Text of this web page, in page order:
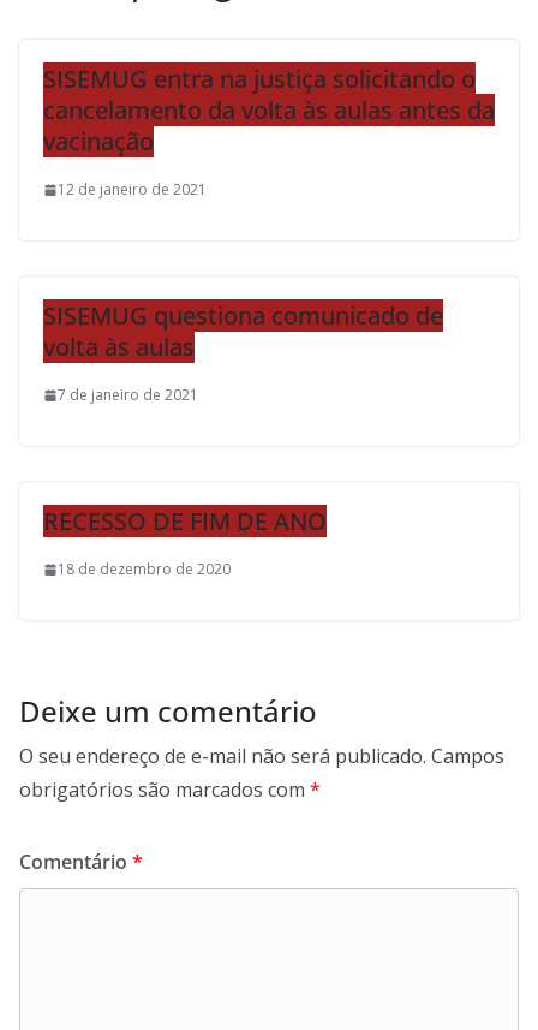
SISEMUG entra na justiça solicitando o
cancelamento da volta às aulas antes da
vacinação
12 de janeiro de 2021
SISEMUG questiona comunicado de
volta às aulas
7 de janeiro de 2021
RECESSO DE FIM DE ANO
18 de dezembro de 2020
Deixe um comentário
O seu endereço de e-mail não será publicado. Campos
obrigatórios são marcados com *
Comentário *